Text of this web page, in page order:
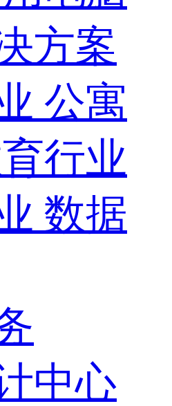
方案
公寓
行业
数据
中心